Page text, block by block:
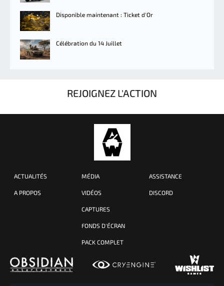
Disponible maintenant : Ticket d'Or
Célébration du 14 Juillet
REJOIGNEZ L'ACTION
ACTUALITÉS
A PROPOS
MÉDIA
VIDÉOS
CAPTURES
FONDS D'ÉCRAN
PACK COMPLET
ASSISTANCE
DISCORD